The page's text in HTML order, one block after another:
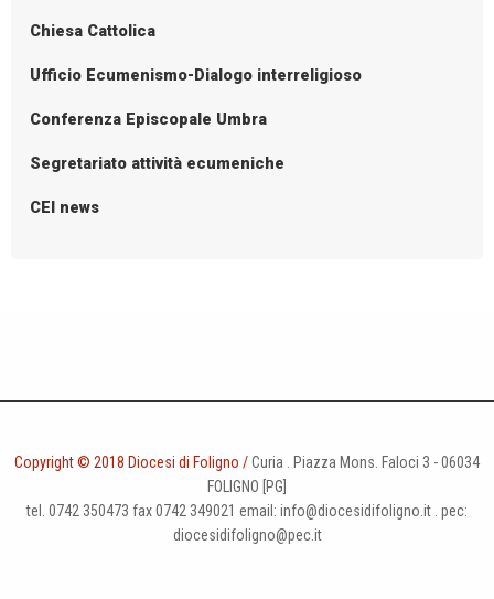
Chiesa Cattolica
Ufficio Ecumenismo-Dialogo interreligioso
Conferenza Episcopale Umbra
Segretariato attività ecumeniche
CEI news
Copyright © 2018 Diocesi di Foligno /Curia . Piazza Mons. Faloci 3 - 06034
FOLIGNO [PG]
tel. 0742 350473 fax 0742 349021 email: info@diocesidifoligno.it . pec:
diocesidifoligno@pec.it